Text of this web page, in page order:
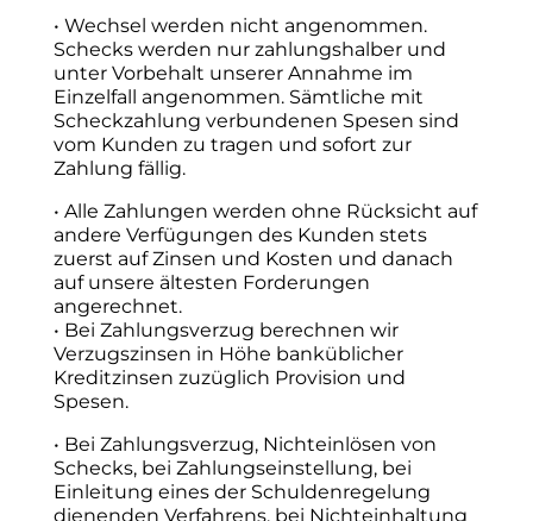
• Wechsel werden nicht angenommen.
Schecks werden nur zahlungshalber und
unter Vorbehalt unserer Annahme im
Einzelfall angenommen. Sämtliche mit
Scheckzahlung verbundenen Spesen sind
vom Kunden zu tragen und sofort zur
Zahlung fällig.
• Alle Zahlungen werden ohne Rücksicht auf
andere Verfügungen des Kunden stets
zuerst auf Zinsen und Kosten und danach
auf unsere ältesten Forderungen
angerechnet.
• Bei Zahlungsverzug berechnen wir
Verzugszinsen in Höhe banküblicher
Kreditzinsen zuzüglich Provision und
Spesen.
• Bei Zahlungsverzug, Nichteinlösen von
Schecks, bei Zahlungseinstellung, bei
Einleitung eines der Schuldenregelung
dienenden Verfahrens, bei Nichteinhaltung